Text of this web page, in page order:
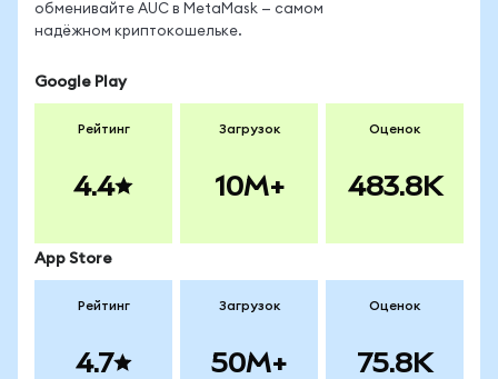
обменивайте AUC в MetaMask — самом
надёжном криптокошельке.
Google Play
Рейтинг
4.4
Загрузок
10M+
Оценок
483.8K
App Store
Рейтинг
4.7
Загрузок
50M+
Оценок
75.8K